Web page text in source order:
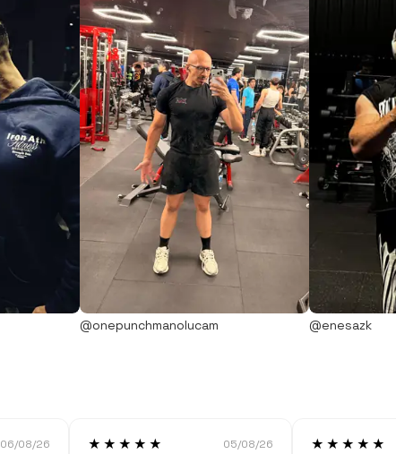
@onepunchmanolucam @enesazk
06/08/26 ★★★★★ 05/08/26 ★★★★★